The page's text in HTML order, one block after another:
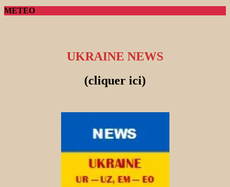
METEO
UKRAINE NEWS
(cliquer ici)